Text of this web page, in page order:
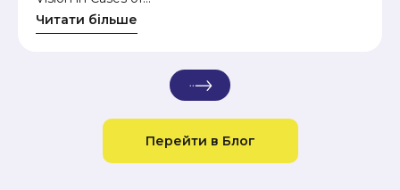
Читати більше
Перейти в Блог